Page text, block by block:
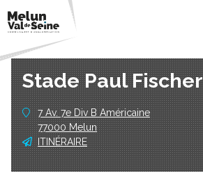
Stade Paul Fischer
7 Av. 7e Div B Américaine
77000 Melun
ITINÉRAIRE